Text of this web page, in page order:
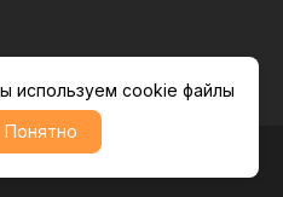
используем cookie файлы
Понятно